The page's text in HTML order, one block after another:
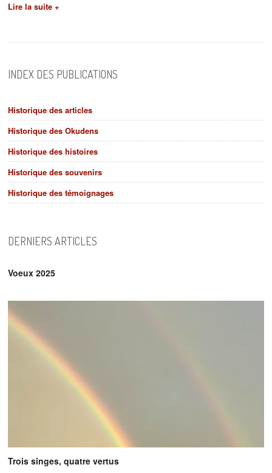
Lire la suite +
INDEX DES PUBLICATIONS
Historique des articles
Historique des Okudens
Historique des histoires
Historique des souvenirs
Historique des témoignages
DERNIERS ARTICLES
Voeux 2025
Trois singes, quatre vertus